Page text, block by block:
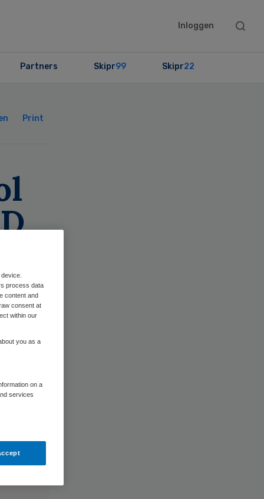
Inloggen
Search
Partners Skipr99 Skipr22
Print
process data
content and
consent at
within our
you as a
on a
services